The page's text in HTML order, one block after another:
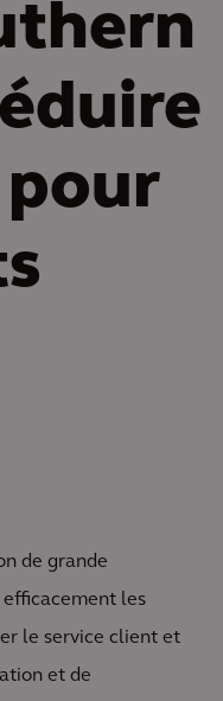
pour
de grande
les
le service client et
et de